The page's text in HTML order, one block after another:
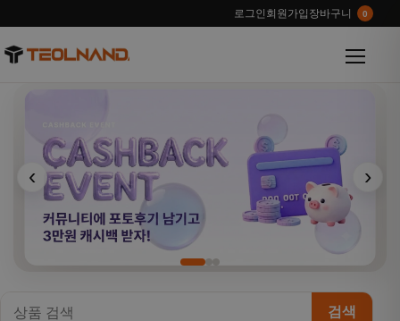
로그인 회원가입 장바구니 0
‹ ›
검색